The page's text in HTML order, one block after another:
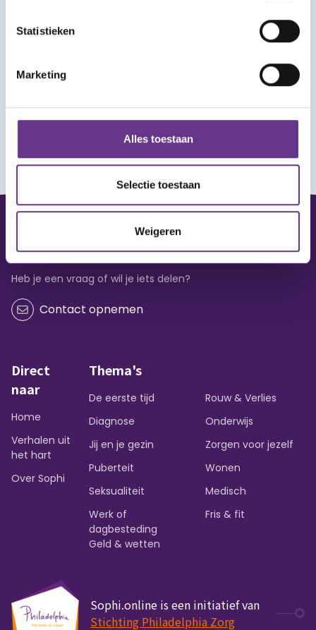
Statistieken
Marketing
Alles toestaan
Selectie toestaan
Weigeren
Vraag of opmerking?
Heb je een vraag of wil je iets delen?
Contact opnemen
Direct
naar
Home
Verhalen uit
het hart
Over Sophi
Thema's
De eerste tijd
Diagnose
Jij en je gezin
Puberteit
Seksualiteit
Werk of
dagbesteding
Rouw & Verlies
Onderwijs
Zorgen voor jezelf
Wonen
Medisch
Fris & fit
Geld & wetten
Sophi.online is een initiatief van
Stichting Philadelphia Zorg